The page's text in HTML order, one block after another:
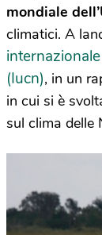
mondiale
climatici. A
(Iucn), in un
in cui si è
sul clima delle